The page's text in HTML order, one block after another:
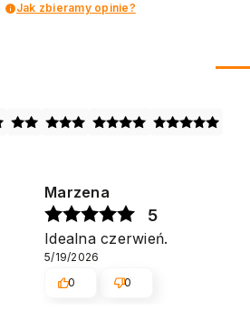
Jak zbieramy opinie?
Marzena
5
Idealna czerwień.
5/19/2026
0
0